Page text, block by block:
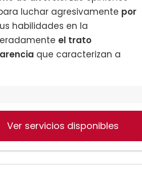
luchar agresivamente por
habilidades en la
el trato
que caracterizan a
de hijos
Ver servicios disponibles